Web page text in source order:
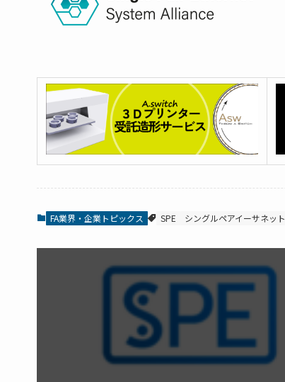
FA業界・企業トピックス SPE シングルペアイーサネット